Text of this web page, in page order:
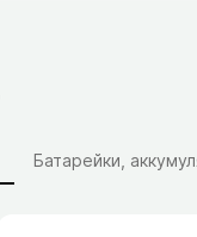
Батарейки,